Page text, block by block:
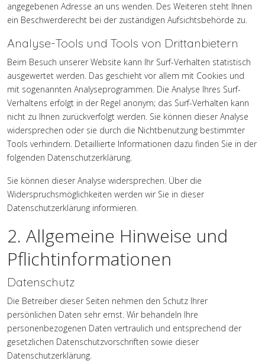
angegebenen Adresse an uns wenden. Des Weiteren steht Ihnen
ein Beschwerderecht bei der zuständigen Aufsichtsbehörde zu.
Analyse-Tools und Tools von Drittanbietern
Beim Besuch unserer Website kann Ihr Surf-Verhalten statistisch
ausgewertet werden. Das geschieht vor allem mit Cookies und
mit sogenannten Analyseprogrammen. Die Analyse Ihres Surf-
Verhaltens erfolgt in der Regel anonym; das Surf-Verhalten kann
nicht zu Ihnen zurückverfolgt werden. Sie können dieser Analyse
widersprechen oder sie durch die Nichtbenutzung bestimmter
Tools verhindern. Detaillierte Informationen dazu finden Sie in der
folgenden Datenschutzerklärung.
Sie können dieser Analyse widersprechen. Über die
Widerspruchsmöglichkeiten werden wir Sie in dieser
Datenschutzerklärung informieren.
2. Allgemeine Hinweise und
Pflichtinformationen
Datenschutz
Die Betreiber dieser Seiten nehmen den Schutz Ihrer
persönlichen Daten sehr ernst. Wir behandeln Ihre
personenbezogenen Daten vertraulich und entsprechend der
gesetzlichen Datenschutzvorschriften sowie dieser
Datenschutzerklärung.